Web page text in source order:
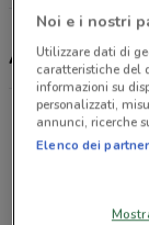
Arborea,
Noi e i nostri
Utilizzare dati di
caratteristiche del
informazioni su
personalizzati,
annunci, ricerche
Elenco dei partner